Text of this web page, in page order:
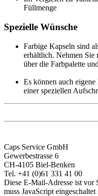
Füllmenge
Spezielle Wünsche
Farbige Kapseln sind
erhältlich. Nehmen
über die Farbpalette
Es können auch
einer speziellen
Caps Service GmbH
Gewerbestrasse 6
CH-4105 Biel-Benken
Tel. +41 (0)61 331 41 00
Diese E-Mail-Adresse ist vor
muss JavaScript eingeschaltet